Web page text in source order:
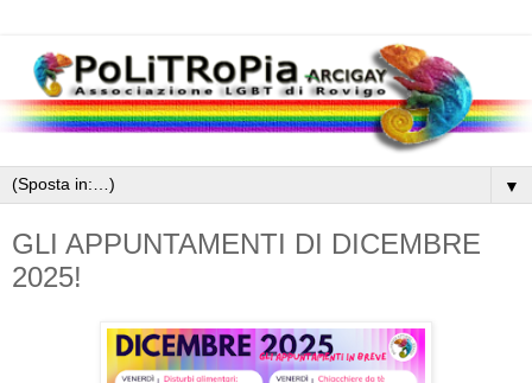
▼
GLI APPUNTAMENTI DI DICEMBRE
2025!